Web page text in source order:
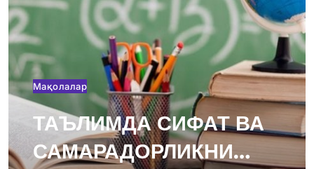
Мақолалар
ТАЪЛИМДА СИФАТ ВА
САМАРАДОРЛИКНИ